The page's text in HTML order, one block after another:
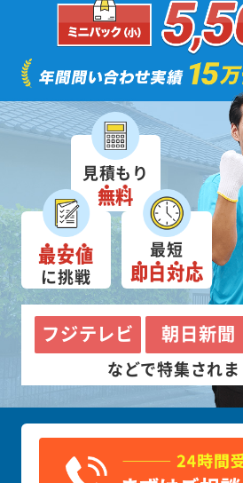
見積もり
無料
最安値
に挑戦
最短
即日対応
フジテレビ 朝日新聞
などで特集されま